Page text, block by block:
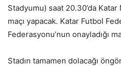
Stadyumu) saat 20.30’da Katar
maçı yapacak. Katar Futbol
Federasyonu’nun onayladığı
Stadın tamamen dolacağı